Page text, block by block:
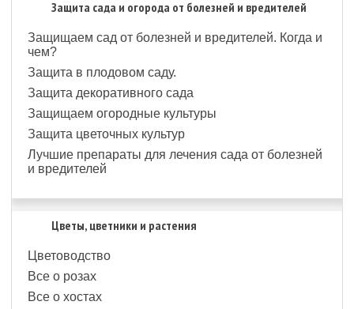
Защита сада и огорода от болезней и вредителей
Защищаем сад от болезней и вредителей. Когда и
чем?
Защита в плодовом саду.
Защита декоративного сада
Защищаем огородные культуры
Защита цветочных культур
Лучшие препараты для лечения сада от болезней
и вредителей
Цветы, цветники и растения
Цветоводство
Все о розах
Все о хостах